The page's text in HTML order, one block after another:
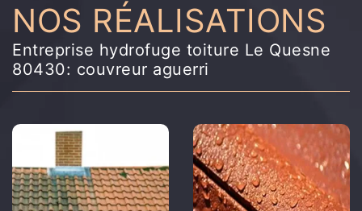
NOS RÉALISATIONS
Entreprise hydrofuge toiture Le Quesne
80430: couvreur aguerri